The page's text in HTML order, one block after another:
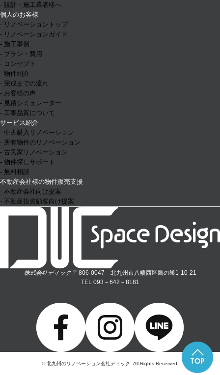
- 設計・施工業者様へ
個人のお客様
- リノベーショントップ
- リノベーションガイド
- 施工事例
- プラン・費用
- コンセプト
- 物件紹介
- 完成までの流れ
- お客様の声
- 見積シミュレーター
- 工事品質について
サービス紹介
- 中古購入リノベーション
- 所有物件のリノベーション
- 古民家リノベーション
- 物件探しサポート
- 無料相談
不動産会社様の物件販売支援
- 不動産会社向け提案
- 不動産投資顧客向け提案
株式会社ディック〒806-0047 北九州市八幡西区鷹の巣1-10-21
TEL 093－642－8181
© 北九州のリノベーション会社ディック. All Rights Reserved.